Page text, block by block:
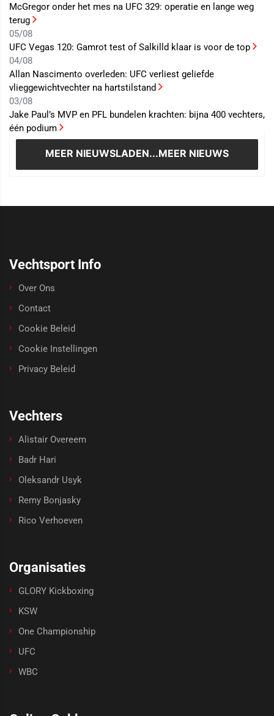
McGregor onder het mes na UFC 329: operatie en lange weg
terug
05/08
UFC Vegas 120: Gamrot test of Salkilld klaar is voor de top
04/08
Allan Nascimento overleden: UFC verliest geliefde
vlieggewichtvechter na hartstilstand
03/08
Jake Paul’s MVP en PFL bundelen krachten: bijna 400 vechters,
één podium
MEER NIEUWSLADEN...MEER NIEUWS
Vechtsport Info
Over Ons
Contact
Cookie Beleid
Cookie Instellingen
Privacy Beleid
Vechters
Alistair Overeem
Badr Hari
Oleksandr Usyk
Remy Bonjasky
Rico Verhoeven
Organisaties
GLORY Kickboxing
KSW
One Championship
UFC
WBC